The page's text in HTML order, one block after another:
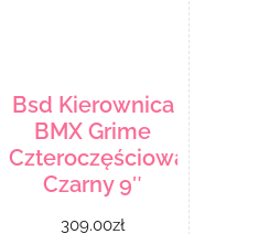
Bsd Kierownica
BMX Grime
Czteroczęściowa
Czarny 9″
309.00zł